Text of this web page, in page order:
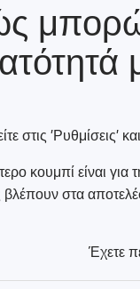
στις 'Ρυθμίσεις'
κουμπί είναι για
στα
Έχετε